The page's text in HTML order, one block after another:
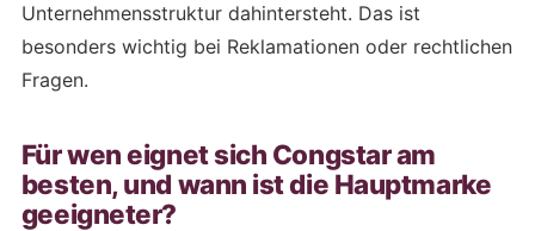
Unternehmensstruktur dahintersteht. Das ist
besonders wichtig bei Reklamationen oder rechtlichen
Fragen.
Für wen eignet sich Congstar am
besten, und wann ist die Hauptmarke
geeigneter?